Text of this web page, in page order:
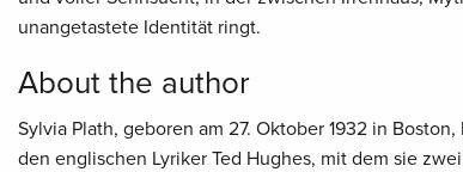
unangetastete Identität ringt.
About the author
Sylvia Plath, geboren am 27. Oktober 1932 in
den englischen Lyriker Ted Hughes, mit dem sie